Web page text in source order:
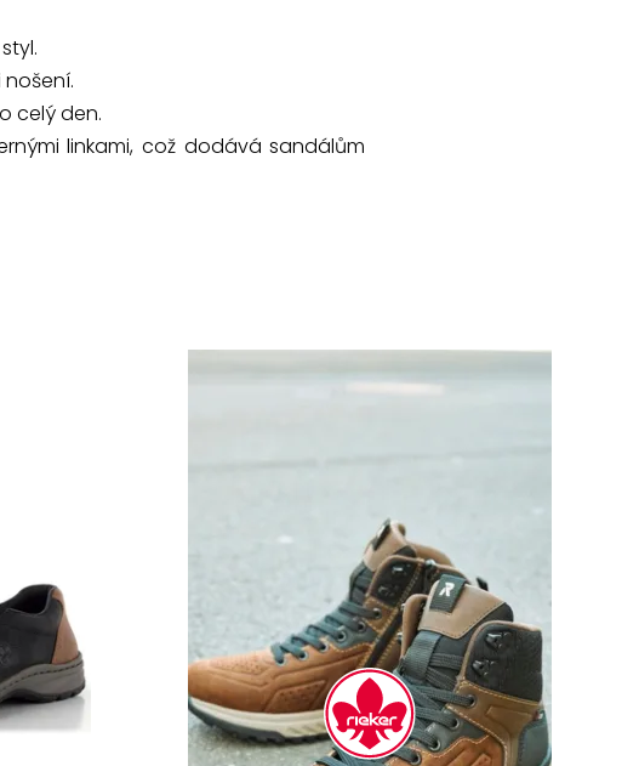
celý den.
linkami, což dodává sandálům